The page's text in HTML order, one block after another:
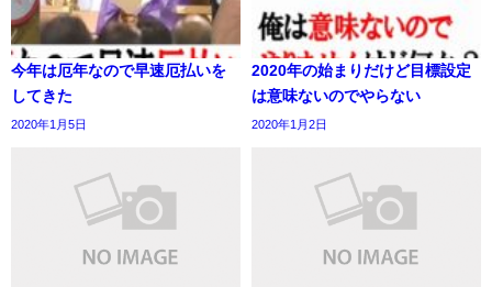
今年は厄年なので早速厄払いを
してきた
2020年1月5日
2020年の始まりだけど目標設定
は意味ないのでやらない
2020年1月2日